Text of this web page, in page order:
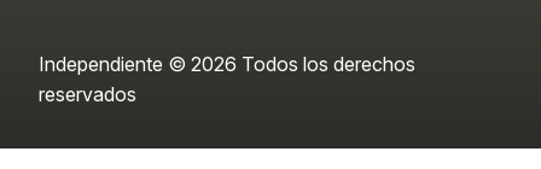
Independiente © 2026 Todos los derechos
reservados